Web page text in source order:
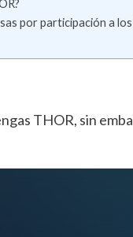
por participación a
THOR, sin